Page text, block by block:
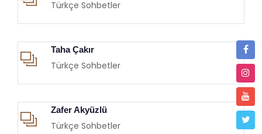
Türkçe Sohbetler
Taha Çakır
Türkçe Sohbetler
Zafer Akyüzlü
Türkçe Sohbetler